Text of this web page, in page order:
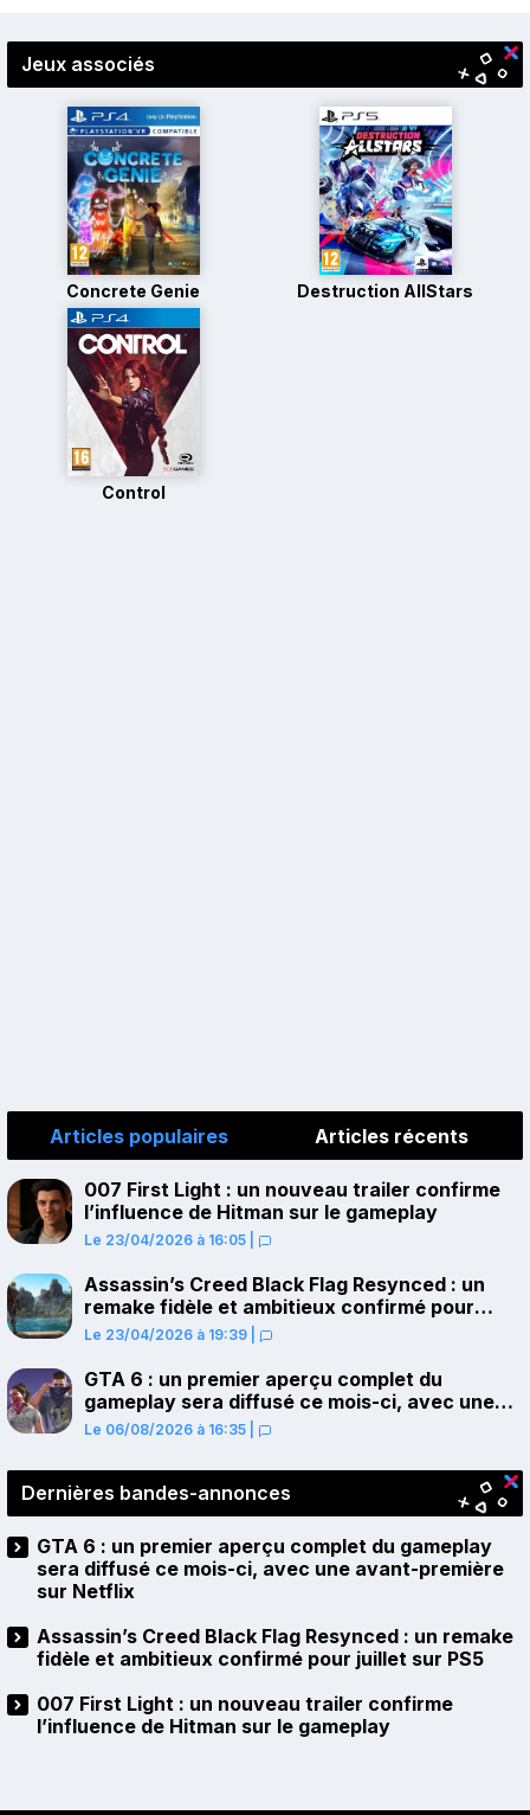
Jeux associés
Concrete Genie Destruction AllStars
Control
Articles populaires Articles récents
007 First Light : un nouveau trailer confirme
l’influence de Hitman sur le gameplay
Le 23/04/2026 à 16:05
Assassin’s Creed Black Flag Resynced : un
remake fidèle et ambitieux confirmé pour
juillet sur PS5
Le 23/04/2026 à 19:39
GTA 6 : un premier aperçu complet du
gameplay sera diffusé ce mois-ci, avec une
avant-première sur Netflix
Le 06/08/2026 à 16:35
Dernières bandes-annonces
GTA 6 : un premier aperçu complet du gameplay
sera diffusé ce mois-ci, avec une avant-première
sur Netflix
Assassin’s Creed Black Flag Resynced : un remake
fidèle et ambitieux confirmé pour juillet sur PS5
007 First Light : un nouveau trailer confirme
l’influence de Hitman sur le gameplay